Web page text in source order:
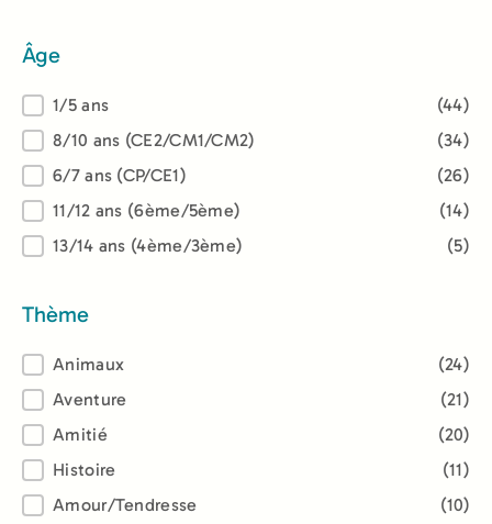
Âge
Âge1/5 ans
(44)
8/10 ans (CE2/CM1/CM2)
(34)
6/7 ans (CP/CE1)
(26)
11/12 ans (6ème/5ème)
(14)
13/14 ans (4ème/3ème)
(5)
Thème
Thème
Animaux
(24)
Aventure
(21)
Amitié
(20)
Histoire
(11)
Amour/Tendresse
(10)